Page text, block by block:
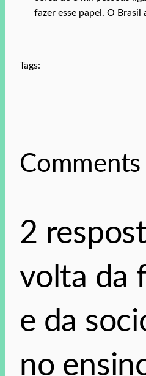
fazer esse papel. O Brasil
Tags:
Comments
2
volta da
e da
no